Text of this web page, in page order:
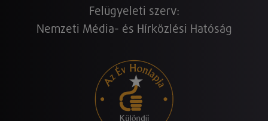
Felügyeleti szerv:
Nemzeti Média- és Hírközlési Hatóság